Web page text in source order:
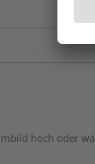
hoch oder